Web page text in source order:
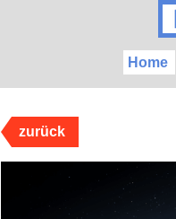
Home
zurück